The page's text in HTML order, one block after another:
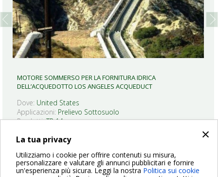
×
La tua privacy
Utilizziamo i cookie per offrire contenuti su misura,
personalizzare e valutare gli annunci pubblicitari e fornire
un'esperienza più sicura. Leggi la nostra Politica sui cookie
MOTORE SOMMERSO PER LA FORNITURA IDRICA
DELL’ACQUEDOTTO LOS ANGELES ACQUEDUCT
Dove: United States
Applicazioni: Prelievo Sottosuolo
Prodotti:TR 14
LEGGI DI PIÙ
prev next